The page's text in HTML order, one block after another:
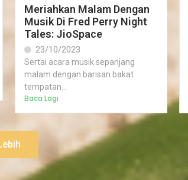
Meriahkan Malam Dengan
Musik Di Fred Perry Night
Tales: JioSpace
23/10/2023
Sertai acara musik sepanjang
malam dengan barisan bakat
tempatan...
Baca Lagi